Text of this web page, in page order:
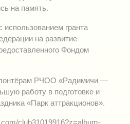
на память.
использованием гранта
на развитие
Фондом
РЧОО «Радимичи —
работу в подготовке и
«Парк аттракционов».
club31019916?z=album-